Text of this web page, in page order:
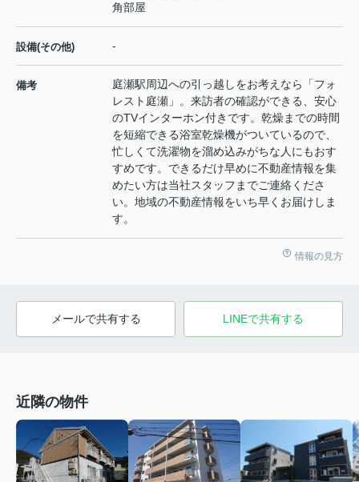
角部屋
設備(その他) -
備考
庭瀬駅周辺への引っ越しをお考えなら「フォ
レスト庭瀬」。来訪者の確認ができる、安心
のTVインターホン付きです。乾燥までの時間
を短縮できる浴室乾燥機がついているので、
忙しくて洗濯物を溜め込みがちな人にもおす
すめです。できるだけ早めに不動産情報を集
めたい方は当社スタッフまでご連絡くださ
い。地域の不動産情報をいち早くお届けしま
す。
情報の見方
メールで共有する LINEで共有する
近隣の物件